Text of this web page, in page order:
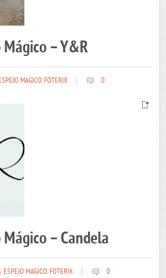
Mágico – Y&R
MAGICO,FOTERIX 0
Mágico – Candela
,ESPEJO MAGICO,FOTERIX 0